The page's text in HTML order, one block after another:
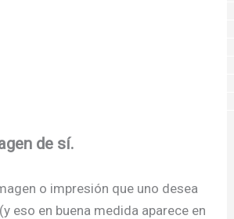
de sí.
o impresión que uno desea
eso en buena medida aparece en